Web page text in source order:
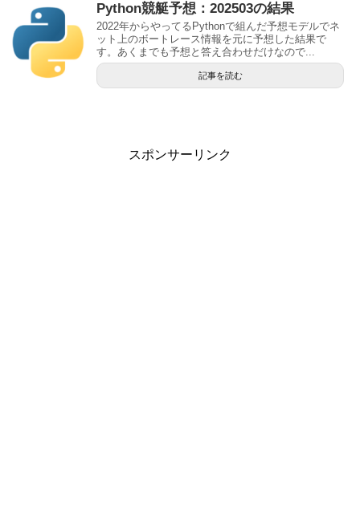
Python競艇予想：202503の結果
2022年からやってるPythonで組んだ予想モデルでネ
ット上のボートレース情報を元に予想した結果で
す。あくまでも予想と答え合わせだけなので...
記事を読む
スポンサーリンク